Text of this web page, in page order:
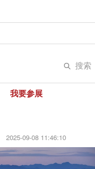
搜索
我要参展
2025-09-08 11:46:10